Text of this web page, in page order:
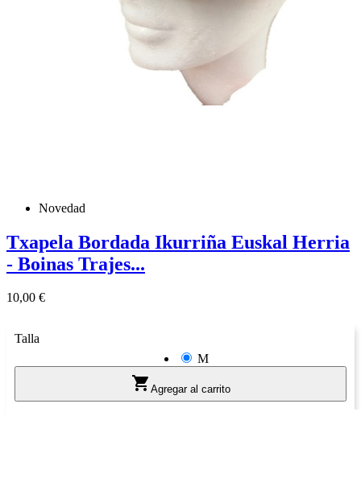
Novedad
Txapela Bordada Ikurriña Euskal Herria
- Boinas Trajes...
Precio
10,00 €
Talla
M
 Agregar al carrito